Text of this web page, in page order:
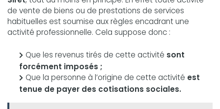
de vente de biens ou de prestations de services
habituelles est soumise aux règles encadrant une
activité professionnelle. Cela suppose donc :
Que les revenus tirés de cette activité sont
forcément imposés ;
Que la personne à l’origine de cette activité est
tenue de payer des cotisations sociales.